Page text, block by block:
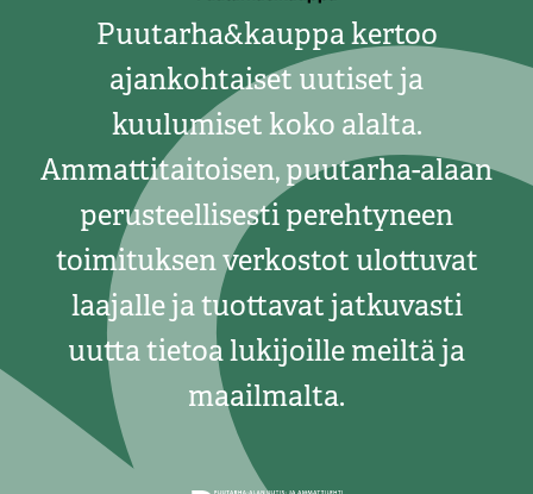
Puutarha&kauppa kertoo
ajankohtaiset uutiset ja
kuulumiset koko alalta.
Ammattitaitoisen, puutarha-alaan
perusteellisesti perehtyneen
toimituksen verkostot ulottuvat
laajalle ja tuottavat jatkuvasti
uutta tietoa lukijoille meiltä ja
maailmalta.